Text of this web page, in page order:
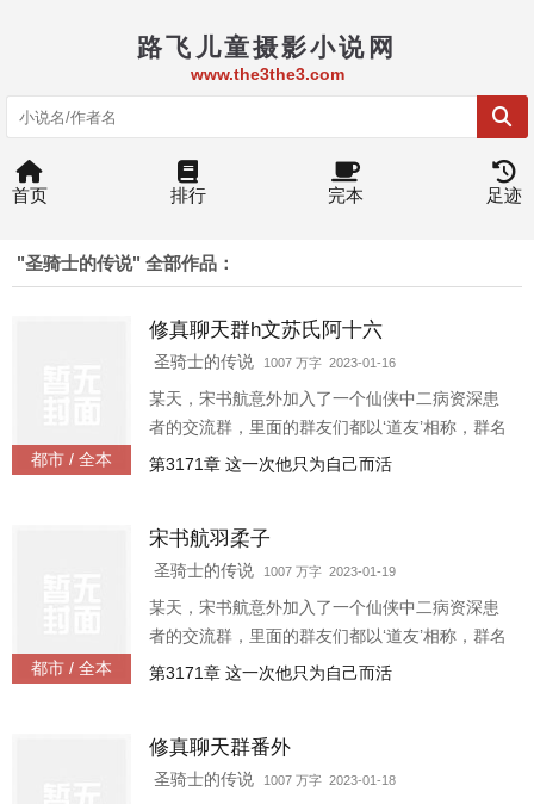
路飞儿童摄影小说网
www.the3the3.com
首页 排行 完本 足迹
"圣骑士的传说" 全部作品：
都市 / 全本
修真聊天群h文苏氏阿十六
圣骑士的传说 1007 万字 2023-01-16
某天，宋书航意外加入了一个仙侠中二病资深患
者的交流群，里面的群友们都以‘道友’相称，群名
片都是各种府主、洞主、真人、天师。连群主走
第3171章 这一次他只为自己而活
都市 / 全本
宋书航羽柔子
圣骑士的传说 1007 万字 2023-01-19
某天，宋书航意外加入了一个仙侠中二病资深患
者的交流群，里面的群友们都以‘道友’相称，群名
片都是各种府主、洞主、真人、天师。连群主走
第3171章 这一次他只为自己而活
修真聊天群番外
圣骑士的传说 1007 万字 2023-01-18